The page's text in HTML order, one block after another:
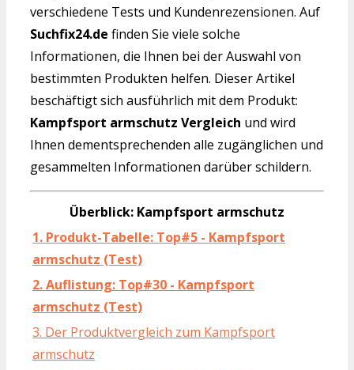
verschiedene Tests und Kundenrezensionen. Auf
Suchfix24.de finden Sie viele solche
Informationen, die Ihnen bei der Auswahl von
bestimmten Produkten helfen. Dieser Artikel
beschäftigt sich ausführlich mit dem Produkt:
Kampfsport armschutz Vergleich und wird
Ihnen dementsprechenden alle zugänglichen und
gesammelten Informationen darüber schildern.
Überblick: Kampfsport armschutz
1. Produkt-Tabelle: Top#5 - Kampfsport
armschutz (Test)
2. Auflistung: Top#30 - Kampfsport
armschutz (Test)
3. Der Produktvergleich zum Kampfsport
armschutz